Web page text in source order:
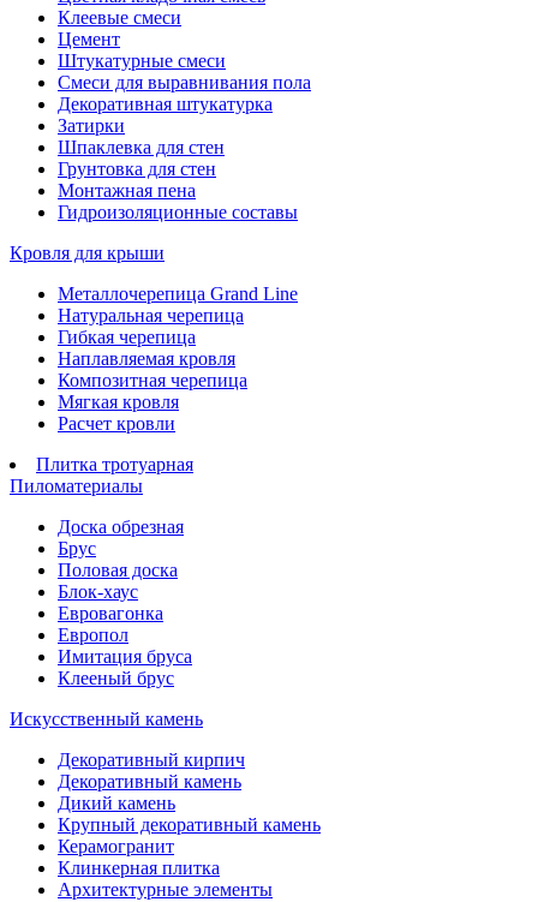
Клеевые смеси
Цемент
Штукатурные смеси
Смеси для выравнивания пола
Декоративная штукатурка
Затирки
Шпаклевка для стен
Грунтовка для стен
Монтажная пена
Гидроизоляционные составы
Кровля для крыши
Металлочерепица Grand Line
Натуральная черепица
Гибкая черепица
Наплавляемая кровля
Композитная черепица
Мягкая кровля
Расчет кровли
Плитка тротуарная
Пиломатериалы
Доска обрезная
Брус
Половая доска
Блок-хаус
Евровагонка
Европол
Имитация бруса
Клееный брус
Искусственный камень
Декоративный кирпич
Декоративный камень
Дикий камень
Крупный декоративный камень
Керамогранит
Клинкерная плитка
Архитектурные элементы